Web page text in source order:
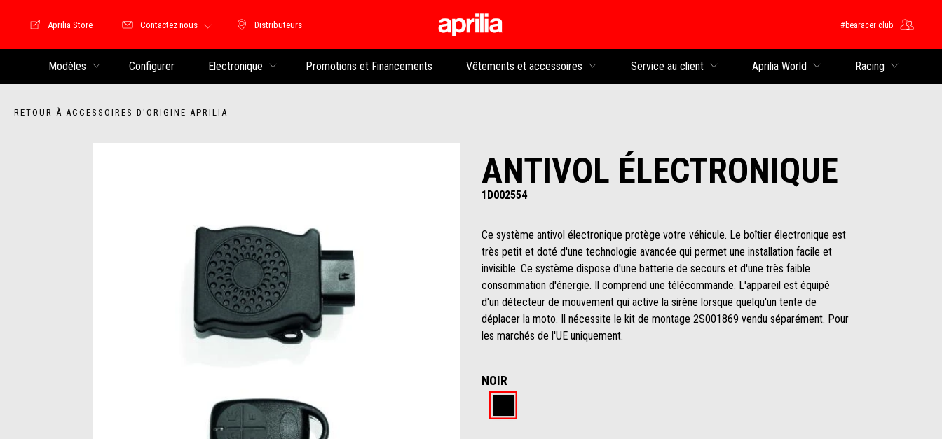
Distributeurs
Distributeurs
Store Motoguzzi
Aprilia Store Contactez nous #bearacer club
Modèles Configurer Electronique Promotions et Financements Vêtements et accessoires Service au client Aprilia World Racing
RETOUR À ACCESSOIRES D'ORIGINE APRILIA
ANTIVOL ÉLECTRONIQUE
1D002554
Ce système antivol électronique protège votre véhicule. Le boîtier électronique est
très petit et doté d'une technologie avancée qui permet une installation facile et
invisible. Ce système dispose d'une batterie de secours et d'une très faible
consommation d'énergie. Il comprend une télécommande. L'appareil est équipé
d'un détecteur de mouvement qui active la sirène lorsque quelqu'un tente de
déplacer la moto. Il nécessite le kit de montage 2S001869 vendu séparément. Pour
les marchés de l'UE uniquement.
NOIR